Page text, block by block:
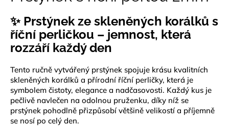
z
5
hvězdiček.
✨ Prstýnek ze skleněných korálků s
říční perličkou – jemnost, která
rozzáří každý den
Tento ručně vytvářený prstýnek spojuje krásu kvalitních
skleněných korálků a přírodní říční perličky, která je
symbolem čistoty, elegance a nadčasovosti. Každý kus je
pečlivě navlečen na odolnou pruženku, díky níž se
prstýnek pohodlně přizpůsobí většině velikostí a příjemně
se nosí po celý den.
a
j
í
t
?
HLEDAT